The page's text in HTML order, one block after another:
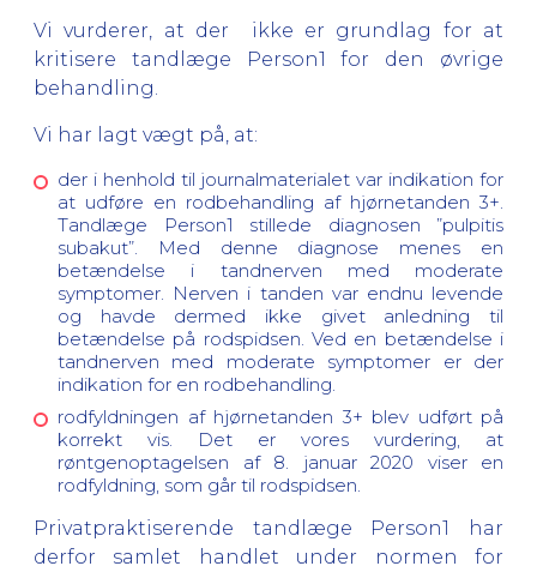
Vi vurderer, at der ikke er grundlag for at
kritisere tandlæge Person1 for den øvrige
behandling.
Vi har lagt vægt på, at:
der i henhold til journalmaterialet var indikation for
at udføre en rodbehandling af hjørnetanden 3+.
Tandlæge Person1 stillede diagnosen ”pulpitis
subakut”. Med denne diagnose menes en
betændelse i tandnerven med moderate
symptomer. Nerven i tanden var endnu levende
og havde dermed ikke givet anledning til
betændelse på rodspidsen. Ved en betændelse i
tandnerven med moderate symptomer er der
indikation for en rodbehandling.
rodfyldningen af hjørnetanden 3+ blev udført på
korrekt vis. Det er vores vurdering, at
røntgenoptagelsen af 8. januar 2020 viser en
rodfyldning, som går til rodspidsen.
Privatpraktiserende tandlæge Person1 har
derfor samlet handlet under normen for